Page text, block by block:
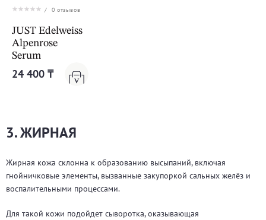
/ 0 отзывов
JUST Edelweiss
Alpenrose
Serum
24 400 ₸
3. ЖИРНАЯ
Жирная кожа склонна к образованию высыпаний, включая
гнойничковые элементы, вызванные закупоркой сальных желёз и
воспалительными процессами.
Для такой кожи подойдет сыворотка, оказывающая